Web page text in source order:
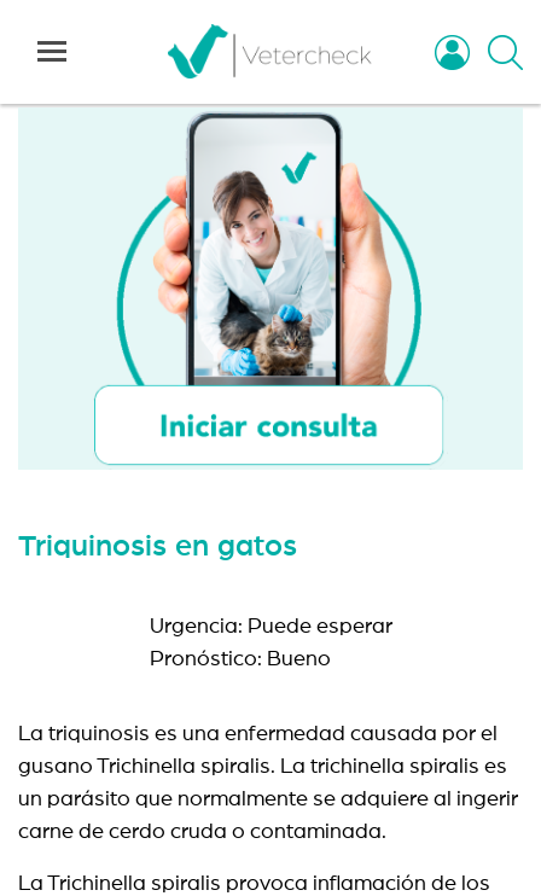
Triquinosis en gatos
Urgencia: Puede esperar
Pronóstico: Bueno
La triquinosis es una enfermedad causada por el
gusano Trichinella spiralis. La trichinella spiralis es
un parásito que normalmente se adquiere al ingerir
carne de cerdo cruda o contaminada.
La Trichinella spiralis provoca inflamación de los